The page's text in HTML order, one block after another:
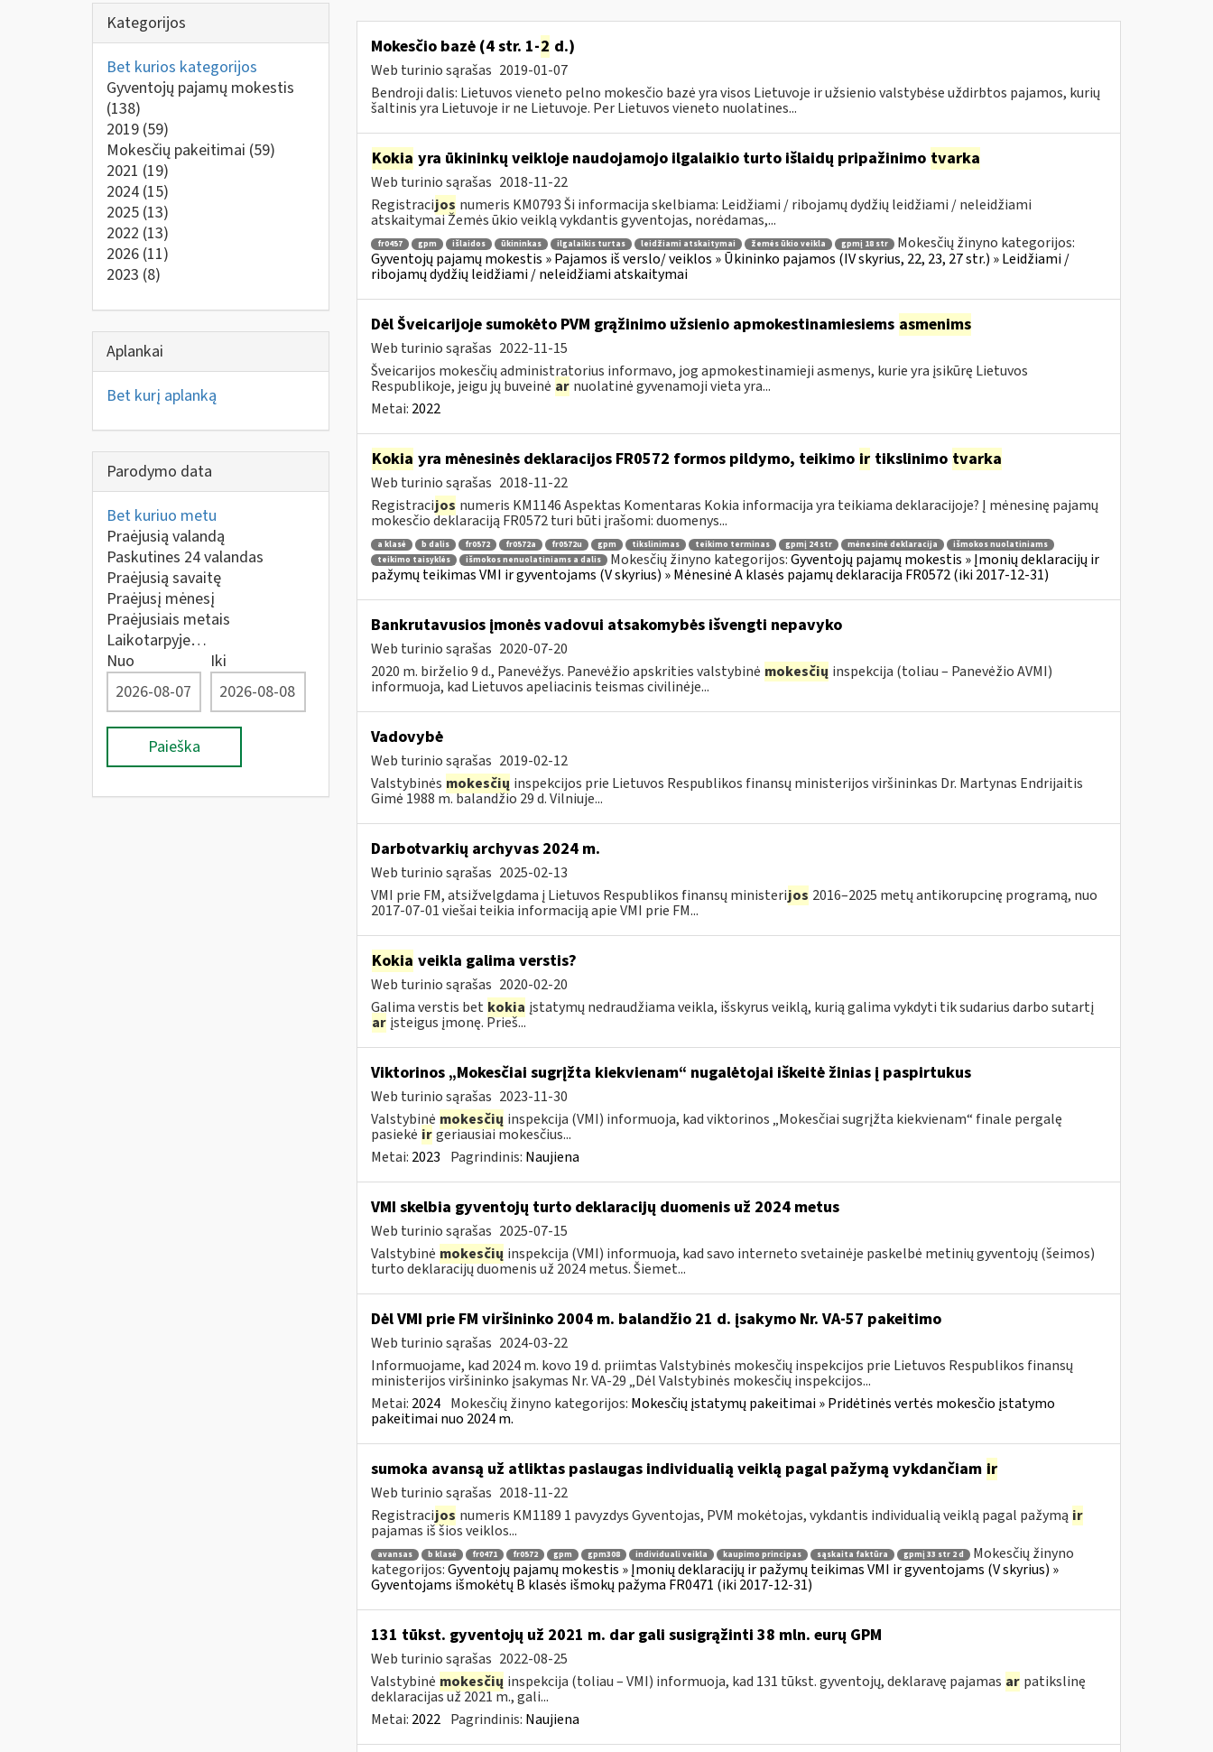
Kategorijos
Bet kurios kategorijos
Gyventojų pajamų mokestis
(138)
2019 (59)
Mokesčių pakeitimai (59)
2021 (19)
2024 (15)
2025 (13)
2022 (13)
2026 (11)
2023 (8)
Aplankai
Bet kurį aplanką
Parodymo data
Bet kuriuo metu
Praėjusią valandą
Paskutines 24 valandas
Praėjusią savaitę
Praėjusį mėnesį
Praėjusiais metais
Laikotarpyje…
Nuo
Iki
Paieška
Mokesčio bazė (4 str. 1-2 d.)
Web turinio sąrašas 2019-01-07
Bendroji dalis: Lietuvos vieneto pelno mokesčio bazė yra visos Lietuvoje ir užsienio valstybėse uždirbtos pajamos, kurių
šaltinis yra Lietuvoje ir ne Lietuvoje. Per Lietuvos vieneto nuolatines...
Kokia yra ūkininkų veikloje naudojamojo ilgalaikio turto išlaidų pripažinimo tvarka
Web turinio sąrašas 2018-11-22
Registracijos numeris KM0793 Ši informacija skelbiama: Leidžiami / ribojamų dydžių leidžiami / neleidžiami
atskaitymai Žemės ūkio veiklą vykdantis gyventojas, norėdamas,...
fr0457 gpm išlaidos ūkininkas ilgalaikis turtas leidžiami atskaitymai žemės ūkio veikla gpmį 18 str
Mokesčių žinyno kategorijos:
Gyventojų pajamų mokestis » Pajamos iš verslo/ veiklos » Ūkininko pajamos (IV skyrius, 22, 23, 27 str.) » Leidžiami /
ribojamų dydžių leidžiami / neleidžiami atskaitymai
Dėl Šveicarijoje sumokėto PVM grąžinimo užsienio apmokestinamiesiems asmenims
Web turinio sąrašas 2022-11-15
Šveicarijos mokesčių administratorius informavo, jog apmokestinamieji asmenys, kurie yra įsikūrę Lietuvos
Respublikoje, jeigu jų buveinė ar nuolatinė gyvenamoji vieta yra...
Metai: 2022
Kokia yra mėnesinės deklaracijos FR0572 formos pildymo, teikimo irtikslinimo tvarka
Web turinio sąrašas 2018-11-22
Registracijos numeris KM1146 Aspektas Komentaras Kokia informacija yra teikiama deklaracijoje? Į mėnesinę pajamų
mokesčio deklaraciją FR0572 turi būti įrašomi: duomenys...
a klasė b dalis fr0572 fr0572a fr0572u gpm tikslinimas teikimo terminas gpmį 24 str mėnesinė deklaracija
išmokos nuolatiniams
teikimo taisyklės
išmokos nenuolatiniams a dalis Mokesčių žinyno kategorijos:Gyventojų pajamų mokestis » Įmonių deklaracijų ir
pažymų teikimas VMI ir gyventojams (V skyrius) » Mėnesinė A klasės pajamų deklaracija FR0572 (iki 2017-12-31)
Bankrutavusios įmonės vadovui atsakomybės išvengti nepavyko
Web turinio sąrašas 2020-07-20
2020 m. birželio 9 d., Panevėžys. Panevėžio apskrities valstybinė mokesčių inspekcija (toliau – Panevėžio AVMI)
informuoja, kad Lietuvos apeliacinis teismas civilinėje...
Vadovybė
Web turinio sąrašas 2019-02-12
Valstybinės mokesčių inspekcijos prie Lietuvos Respublikos finansų ministerijos viršininkas Dr. Martynas Endrijaitis
Gimė 1988 m. balandžio 29 d. Vilniuje...
Darbotvarkių archyvas 2024 m.
Web turinio sąrašas 2025-02-13
VMI prie FM, atsižvelgdama į Lietuvos Respublikos finansų ministerijos 2016–2025 metų antikorupcinę programą, nuo
2017-07-01 viešai teikia informaciją apie VMI prie FM...
Kokia veikla galima verstis?
Web turinio sąrašas 2020-02-20
Galima verstis bet kokia įstatymų nedraudžiama veikla, išskyrus veiklą, kurią galima vykdyti tik sudarius darbo sutartį
ar įsteigus įmonę. Prieš...
Viktorinos „Mokesčiai sugrįžta kiekvienam“ nugalėtojai iškeitė žinias į paspirtukus
Web turinio sąrašas 2023-11-30
Valstybinė mokesčių inspekcija (VMI) informuoja, kad viktorinos „Mokesčiai sugrįžta kiekvienam“ finale pergalę
pasiekė ir geriausiai mokesčius...
Metai: 2023 Pagrindinis: Naujiena
VMI skelbia gyventojų turto deklaracijų duomenis už 2024 metus
Web turinio sąrašas 2025-07-15
Valstybinė mokesčių inspekcija (VMI) informuoja, kad savo interneto svetainėje paskelbė metinių gyventojų (šeimos)
turto deklaracijų duomenis už 2024 metus. Šiemet...
Dėl VMI prie FM viršininko 2004 m. balandžio 21 d. įsakymo Nr. VA-57 pakeitimo
Web turinio sąrašas 2024-03-22
Informuojame, kad 2024 m. kovo 19 d. priimtas Valstybinės mokesčių inspekcijos prie Lietuvos Respublikos finansų
ministerijos viršininko įsakymas Nr. VA-29 „Dėl Valstybinės mokesčių inspekcijos...
Metai: 2024 Mokesčių žinyno kategorijos: Mokesčių įstatymų pakeitimai » Pridėtinės vertės mokesčio įstatymo
pakeitimai nuo 2024 m.
sumoka avansą už atliktas paslaugas individualią veiklą pagal pažymą vykdančiam ir
Web turinio sąrašas 2018-11-22
Registracijos numeris KM1189 1 pavyzdys Gyventojas, PVM mokėtojas, vykdantis individualią veiklą pagal pažymą ir
pajamas iš šios veiklos...
avansas b klasė fr0471 fr0572 gpm gpm308 individuali veikla kaupimo principas sąskaita faktūra gpmį 33 str 2 d
Mokesčių žinyno
kategorijos:Gyventojų pajamų mokestis » Įmonių deklaracijų ir pažymų teikimas VMI ir gyventojams (V skyrius) »
Gyventojams išmokėtų B klasės išmokų pažyma FR0471 (iki 2017-12-31)
131 tūkst. gyventojų už 2021 m. dar gali susigrąžinti 38 mln. eurų GPM
Web turinio sąrašas 2022-08-25
Valstybinė mokesčių inspekcija (toliau – VMI) informuoja, kad 131 tūkst. gyventojų, deklaravę pajamas ar patikslinę
deklaracijas už 2021 m., gali...
Metai: 2022 Pagrindinis: Naujiena